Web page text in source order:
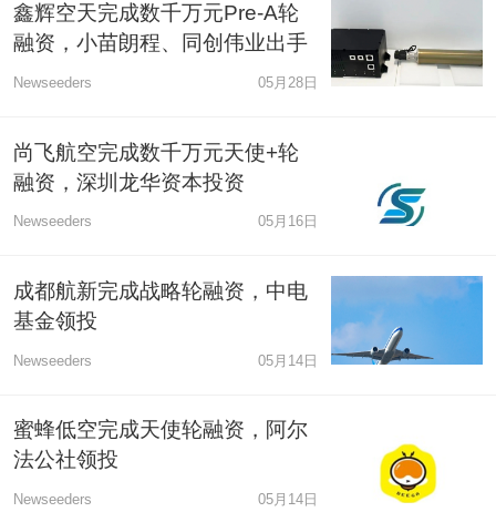
鑫辉空天完成数千万元Pre-A轮
融资，小苗朗程、同创伟业出手
Newseeders 05月28日
尚飞航空完成数千万元天使+轮
融资，深圳龙华资本投资
Newseeders 05月16日
成都航新完成战略轮融资，中电
基金领投
Newseeders 05月14日
蜜蜂低空完成天使轮融资，阿尔
法公社领投
Newseeders 05月14日